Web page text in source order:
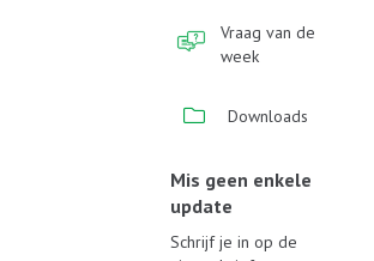
Vraag van de
week
Downloads
Mis geen enkele
update
Schrijf je in op de